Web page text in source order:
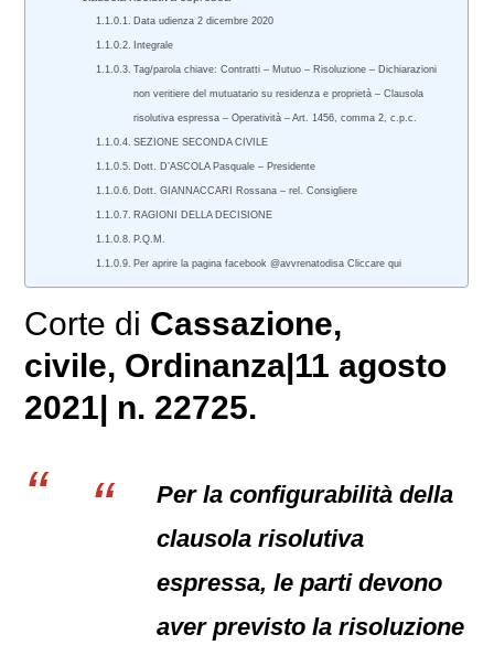
Data udienza 2 dicembre 2020
Integrale
Tag/parola chiave: Contratti – Mutuo – Risoluzione – Dichiarazioni
non veritiere del mutuatario su residenza e proprietà – Clausola
risolutiva espressa – Operatività – Art. 1456, comma 2, c.p.c.
SEZIONE SECONDA CIVILE
Dott. D’ASCOLA Pasquale – Presidente
Dott. GIANNACCARI Rossana – rel. Consigliere
RAGIONI DELLA DECISIONE
P.Q.M.
Per aprire la pagina facebook @avvrenatodisa Cliccare qui
Corte di Cassazione,
civile, Ordinanza|11 agosto
2021| n. 22725.
Per la configurabilità della
clausola risolutiva
espressa, le parti devono
aver previsto la risoluzione